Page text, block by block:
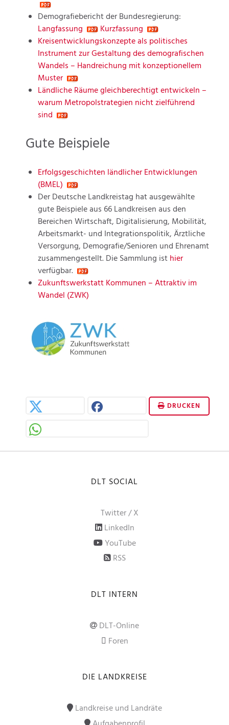
Demografiebericht der Bundesregierung:
Langfassung
Kurzfassung
Kreisentwicklungskonzepte als politisches
Instrument zur Gestaltung des demografischen
Wandels – Handreichung mit konzeptionellem
Muster
Ländliche Räume gleichberechtigt entwickeln –
warum Metropolstrategien nicht zielführend
sind
Gute Beispiele
Erfolgsgeschichten ländlicher Entwicklungen
(BMEL)
Der Deutsche Landkreistag hat ausgewählte
gute Beispiele aus 66 Landkreisen aus den
Bereichen Wirtschaft, Digitalisierung, Mobilität,
Arbeitsmarkt- und Integrationspolitik, Ärztliche
Versorgung, Demografie/Senioren und Ehrenamt
zusammengestellt. Die Sammlung isthier
verfügbar.
Zukunftswerkstatt Kommunen – Attraktiv im
Wandel (ZWK)
DRUCKEN
DLT SOCIAL
Twitter / X
LinkedIn
YouTube
RSS
DLT INTERN
DLT-Online
Foren
DIE LANDKREISE
Landkreise und Landräte